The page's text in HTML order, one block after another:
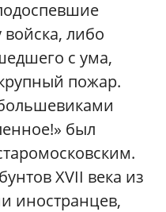
войска, либо
с ума,
пожар.
был
XVII века из
иностранцев,